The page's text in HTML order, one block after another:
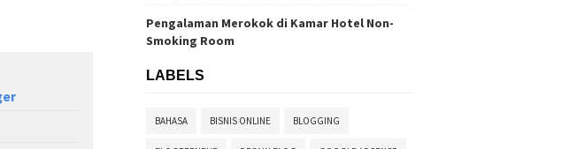
Pengalaman Merokok di Kamar Hotel Non-
Smoking Room
LABELS
BAHASA BISNIS ONLINE BLOGGING